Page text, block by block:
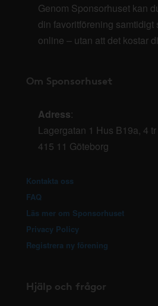
Genom Sponsorhuset kan
din favoritförening samtidigt
online – utan att det kostar
Om Sponsorhuset
Adress:
Lagergatan 1 Hus B19a, 4 tr
415 11 Göteborg
Kontakta oss
FAQ
Läs mer om Sponsorhuset
Privacy Policy
Registrera ny förening
Hjälp och frågor